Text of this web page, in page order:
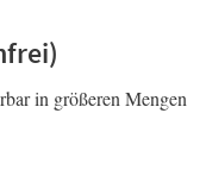
in größeren Mengen